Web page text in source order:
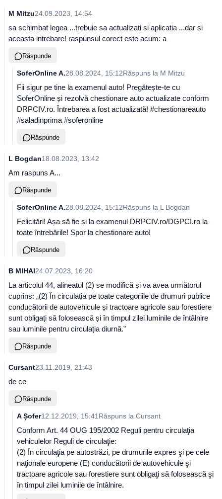
M Mitzu24.09.2023, 14:54
sa schimbat legea ...trebuie sa actualizati si aplicatia ...dar si
aceasta intrebare! raspunsul corect este acum: a
Răspunde
SoferOnline A.28.08.2024, 15:12Răspuns la M Mitzu
Fii sigur pe tine la examenul auto! Pregătește-te cu
SoferOnline și rezolvă chestionare auto actualizate conform
DRPCIV.ro. Întrebarea a fost actualizată! #chestionareauto
#saladinprima #soferonline
Răspunde
L Bogdan18.08.2023, 13:42
Am raspuns A...
Răspunde
SoferOnline A.28.08.2024, 15:12Răspuns la L Bogdan
Felicitări! Așa să fie și la examenul DRPCIV.ro/DGPCI.ro la
toate întrebările! Spor la chestionare auto!
Răspunde
B MIHAI24.07.2023, 16:20
La articolul 44, alineatul (2) se modifică și va avea următorul
cuprins: „(2) În circulația pe toate categoriile de drumuri publice
conducătorii de autovehicule și tractoare agricole sau forestiere
sunt obligați să folosească și în timpul zilei luminile de întâlnire
sau luminile pentru circulația diurnă.”
Răspunde
Cursant23.11.2019, 21:43
de ce
Răspunde
A Șofer12.12.2019, 15:41 Răspuns la Cursant
Conform Art. 44 OUG 195/2002 Reguli pentru circulaţia
vehiculelor Reguli de circulaţie:
(2) În circulaţia pe autostrăzi, pe drumurile expres şi pe cele
naţionale europene (E) conducătorii de autovehicule şi
tractoare agricole sau forestiere sunt obligaţi să folosească şi
în timpul zilei luminile de întâlnire.